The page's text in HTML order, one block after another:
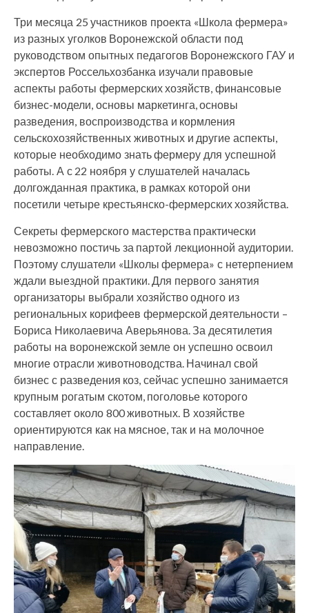
Три месяца 25 участников проекта «Школа фермера»
из разных уголков Воронежской области под
руководством опытных педагогов Воронежского ГАУ и
экспертов Россельхозбанка изучали правовые
аспекты работы фермерских хозяйств, финансовые
бизнес-модели, основы маркетинга, основы
разведения, воспроизводства и кормления
сельскохозяйственных животных и другие аспекты,
которые необходимо знать фермеру для успешной
работы. А с 22 ноября у слушателей началась
долгожданная практика, в рамках которой они
посетили четыре крестьянско-фермерских хозяйства.
Секреты фермерского мастерства практически
невозможно постичь за партой лекционной аудитории.
Поэтому слушатели «Школы фермера» с нетерпением
ждали выездной практики. Для первого занятия
организаторы выбрали хозяйство одного из
региональных корифеев фермерской деятельности –
Бориса Николаевича Аверьянова. За десятилетия
работы на воронежской земле он успешно освоил
многие отрасли животноводства. Начинал свой
бизнес с разведения коз, сейчас успешно занимается
крупным рогатым скотом, поголовье которого
составляет около 800 животных. В хозяйстве
ориентируются как на мясное, так и на молочное
направление.